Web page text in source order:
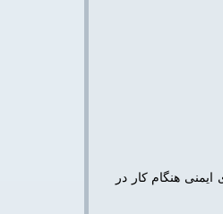
هنگام کار در